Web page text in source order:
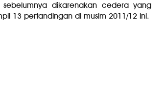
dikarenakan cedera yang
13 pertandingan di musim 2011/12 ini.